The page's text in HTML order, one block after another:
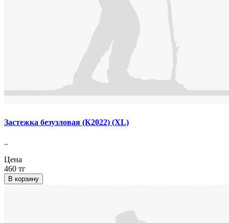
Застежка безузловая (К2022) (XL)
..
Цена
460 тг
В корзину